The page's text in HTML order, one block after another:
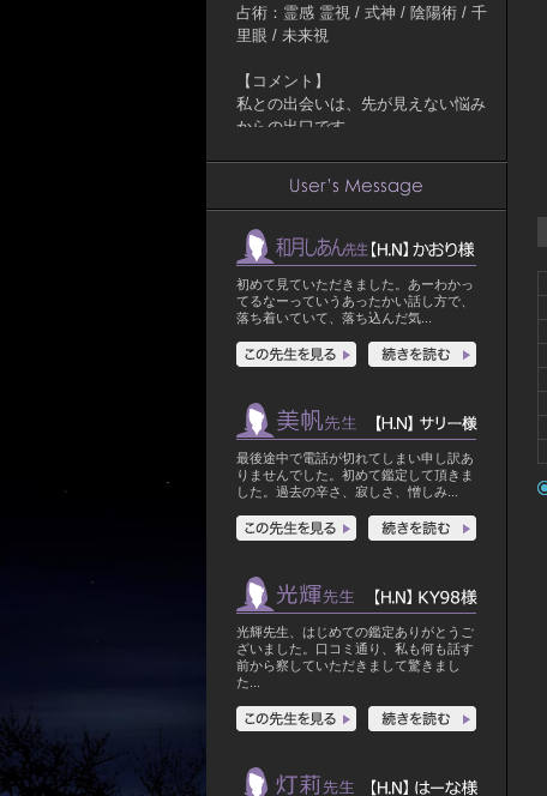
占術：霊感 霊視 / 式神 / 陰陽術 / 千
里眼 / 未来視
【コメント】
私との出会いは、先が見えない悩み
からの出口です。
必ずや皆さんのお役に立てると自負
しております。
幼少期より霊力を見出され、5歳の
時から紹介制の除霊・対面鑑定を行
っておりました。
高野山での修業を経て「人の笑顔を
守りたい」「平和になってもらいた
い」という願いを叶える術を身に着
望む未来を手に入れる為の占術は一
通りご用意しております。
心の底から安心できる「大丈夫」
を、皆さんの毎日にお届けする所存
です。
この電話があなたの幸福の一助とな
りますように。
2025.08.08
新しい占い師の先生が加わりまし
た！
初めて見ていただきました。あーわかっ
てるなーっていうあったかい話し方で、
落ち着いていて、落ち込んだ気...
最後途中で電話が切れてしまい申し訳あ
りませんでした。初めて鑑定して頂きま
した。過去の辛さ、寂しさ、憎しみ...
光輝先生、はじめての鑑定ありがとうご
ざいました。口コミ通り、私も何も話す
前から察していただきまして驚きまし
た...